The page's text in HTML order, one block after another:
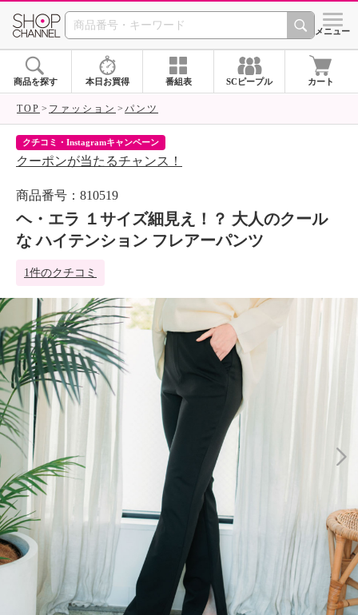
SHOP CHANNEL シメニュー
商品を探す 本日お買得 番組表 SCピープル カート
TOP ファッション パンツ
クチコミ・Instagramキャンペーン
クーポンが当たるチャンス！
商品番号：810519
ヘ・エラ １サイズ細見え！？ 大人のクール
な ハイテンション フレアーパンツ
1件のクチコミ